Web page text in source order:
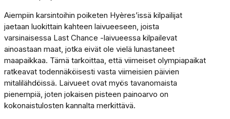
Aiempiin karsintoihin poiketen Hyères’issä kilpailijat
jaetaan luokittain kahteen laivueeseen, joista
varsinaisessa Last Chance -laivueessa kilpailevat
ainoastaan maat, jotka eivät ole vielä lunastaneet
maapaikkaa. Tämä tarkoittaa, että viimeiset olympiapaikat
ratkeavat todennäköisesti vasta viimeisien päivien
mitalilähdöissä. Laivueet ovat myös tavanomaista
pienempiä, joten jokaisen pisteen painoarvo on
kokonaistulosten kannalta merkittävä.